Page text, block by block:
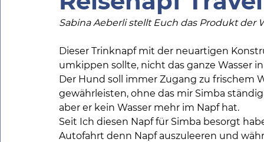
Sabina Aeberli stellt Euch das Produkt der
Dieser Trinknapf mit der neuartigen
umkippen sollte, nicht das ganze Wasser
Der Hund soll immer Zugang zu frischem
gewährleisten, ohne das mir Simba
aber er kein Wasser mehr im Napf hat.
Seit Ich diesen Napf für Simba besorgt
Autofahrt denn Napf auszuleeren und